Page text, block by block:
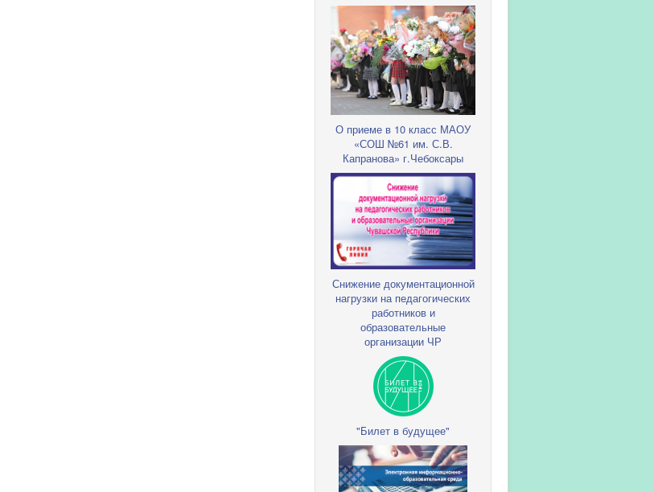
О приеме в 10 класс МАОУ
«СОШ №61 им. С.В.
Капранова» г.Чебоксары
Снижение документационной
нагрузки на педагогических
работников и
образовательные
организации ЧР
"Билет в будущее"